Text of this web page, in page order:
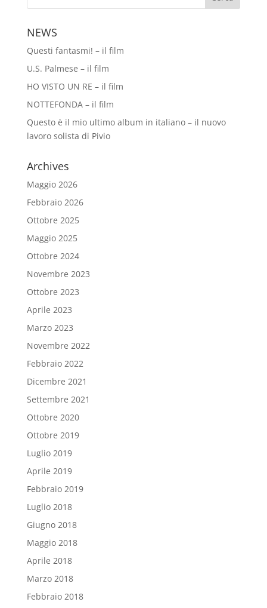
NEWS
Questi fantasmi! – il film
U.S. Palmese – il film
HO VISTO UN RE – il film
NOTTEFONDA – il film
Questo è il mio ultimo album in italiano – il nuovo
lavoro solista di Pivio
Archives
Maggio 2026
Febbraio 2026
Ottobre 2025
Maggio 2025
Ottobre 2024
Novembre 2023
Ottobre 2023
Aprile 2023
Marzo 2023
Novembre 2022
Febbraio 2022
Dicembre 2021
Settembre 2021
Ottobre 2020
Ottobre 2019
Luglio 2019
Aprile 2019
Febbraio 2019
Luglio 2018
Giugno 2018
Maggio 2018
Aprile 2018
Marzo 2018
Febbraio 2018